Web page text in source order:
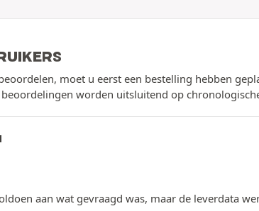
moet u eerst een bestelling hebben
beoordelingen worden uitsluitend op
aan wat gevraagd was, maar de leverdata